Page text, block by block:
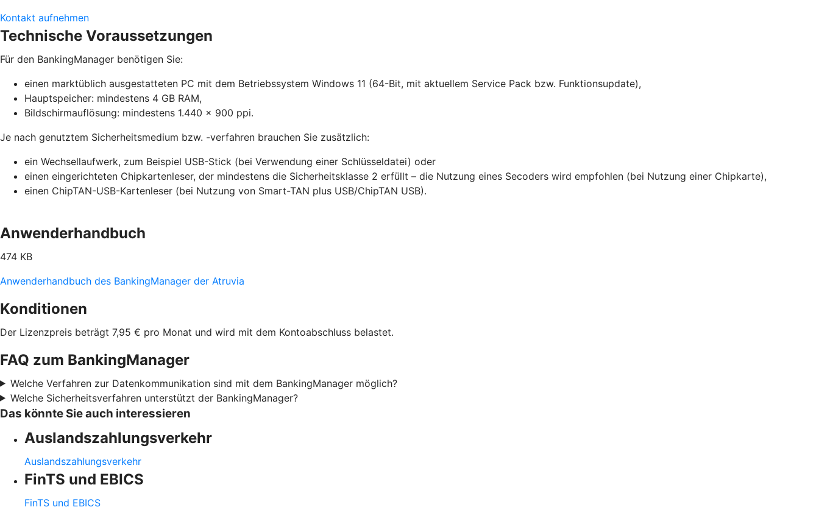
Kontakt aufnehmen
Technische Voraussetzungen
Für den BankingManager benötigen Sie:
einen marktüblich ausgestatteten PC mit dem Betriebssystem Windows 11 (64-Bit, mit aktuellem Service Pack bzw. Funktionsupdate),
Hauptspeicher: mindestens 4 GB RAM,
Bildschirmauflösung: mindestens 1.440 x 900 ppi.
Je nach genutztem Sicherheitsmedium bzw. -verfahren brauchen Sie zusätzlich:
ein Wechsellaufwerk, zum Beispiel USB-Stick (bei Verwendung einer Schlüsseldatei) oder
einen eingerichteten Chipkartenleser, der mindestens die Sicherheitsklasse 2 erfüllt – die Nutzung eines Secoders wird empfohlen (bei Nutzung einer Chipkarte),
einen ChipTAN-USB-Kartenleser (bei Nutzung von Smart-TAN plus USB/ChipTAN USB).
Anwenderhandbuch
474 KB
Anwenderhandbuch des BankingManager der Atruvia
Konditionen
Der Lizenzpreis beträgt 7,95 € pro Monat und wird mit dem Kontoabschluss belastet.
FAQ zum BankingManager
Welche Verfahren zur Datenkommunikation sind mit dem BankingManager möglich?
Welche Sicherheitsverfahren unterstützt der BankingManager?
Das könnte Sie auch interessieren
Auslandszahlungsverkehr
Auslandszahlungsverkehr
FinTS und EBICS
FinTS und EBICS